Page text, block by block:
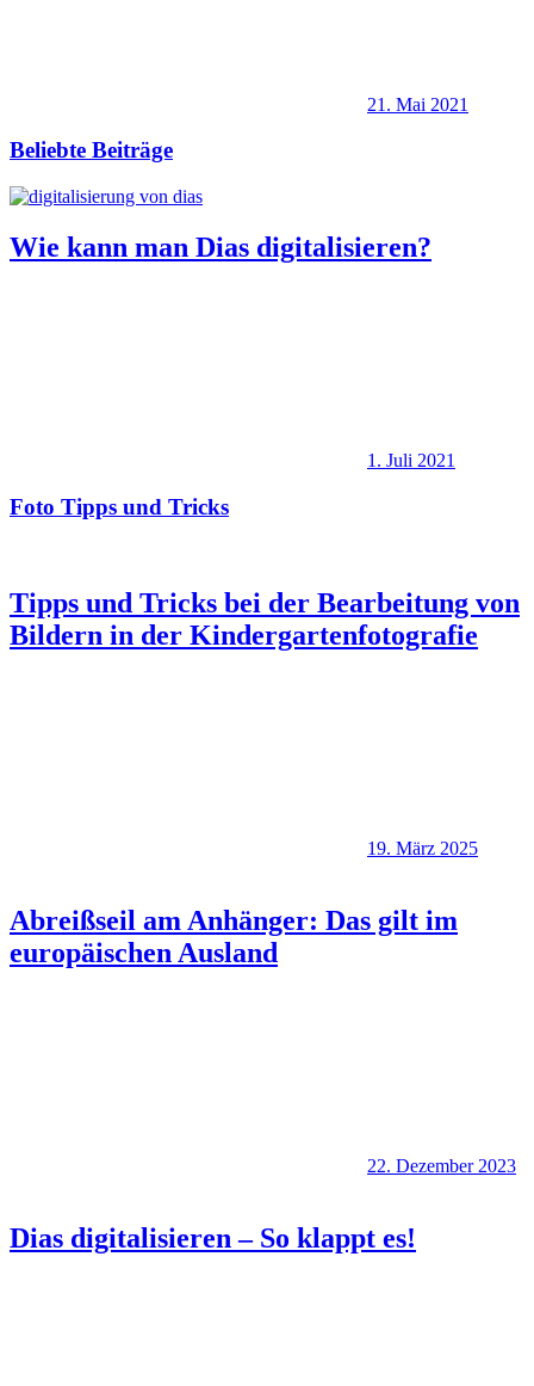
21. Mai 2021
Beliebte Beiträge
Wie kann man Dias digitalisieren?
1. Juli 2021
Foto Tipps und Tricks
Tipps und Tricks bei der Bearbeitung von
Bildern in der Kindergartenfotografie
19. März 2025
Abreißseil am Anhänger: Das gilt im
europäischen Ausland
22. Dezember 2023
Dias digitalisieren – So klappt es!